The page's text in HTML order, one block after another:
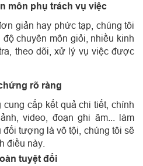
môn phụ trách vụ việc
giản hay phức tạp, chúng tôi
chuyên môn giỏi, nhiều kinh
theo dõi, xử lý vụ việc được
rõ ràng
cấp kết quả chi tiết, chính
video, đoạn ghi âm... làm
tượng là vô tội, chúng tôi sẽ
điều này.
tuyệt đối